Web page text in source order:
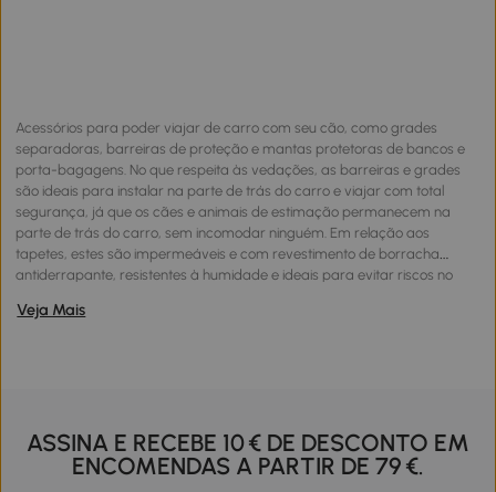
Acessórios para poder viajar de carro com seu cão, como grades
separadoras, barreiras de proteção e mantas protetoras de bancos e
porta-bagagens. No que respeita às vedações, as barreiras e grades
são ideais para instalar na parte de trás do carro e viajar com total
segurança, já que os cães e animais de estimação permanecem na
parte de trás do carro, sem incomodar ninguém. Em relação aos
tapetes, estes são impermeáveis e com revestimento de borracha
antiderrapante, resistentes à humidade e ideais para evitar riscos no
Veja Mais
ASSINA E RECEBE 10 € DE DESCONTO EM
ENCOMENDAS A PARTIR DE 79 €.